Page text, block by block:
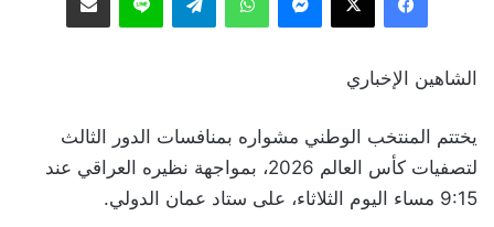
الشاهين الإخباري
يختتم المنتخب الوطني مشواره بمنافسات الدور الثالث
لتصفيات كأس العالم 2026، بمواجهة نظيره العراقي عند
9:15 مساء اليوم الثلاثاء، على ستاد عمان الدولي.